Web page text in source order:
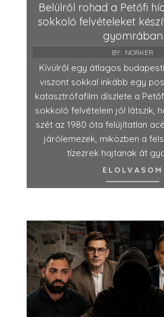
Belülről rohad a Petőfi
sokkoló felvételeket
gyomrában
BY: NORKER
Kívülről egy átlagos
viszont sokkal inkább egy
katasztrófafilm díszlete a
sokkoló felvételein jól látszik,
szét az 1980 óta felújítatlan
járólemezek, miközben a
tízezrek hajtanak át
ELOLVASOM